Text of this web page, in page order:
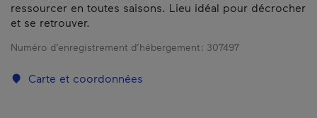
ressourcer en toutes saisons. Lieu idéal pour décrocher
et se retrouver.
Numéro d’enregistrement d’hébergement : 307497
Carte et coordonnées